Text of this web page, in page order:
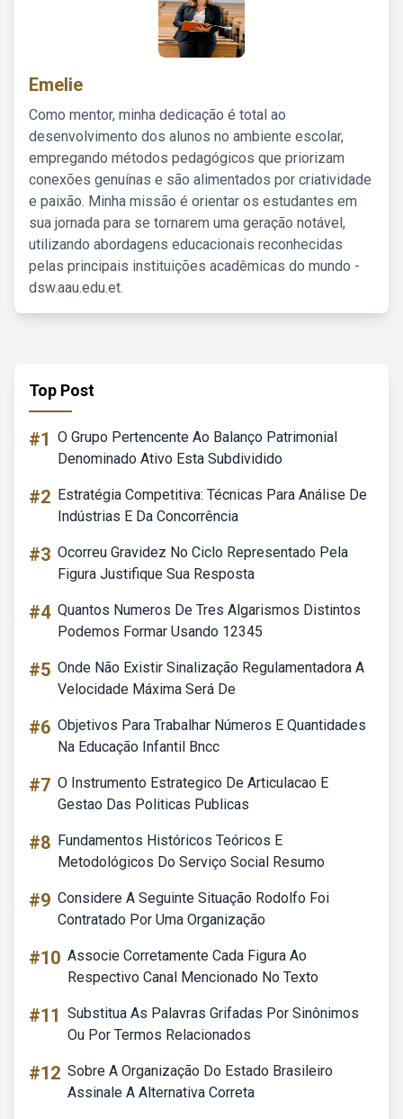
Emelie
Como mentor, minha dedicação é total ao
desenvolvimento dos alunos no ambiente escolar,
empregando métodos pedagógicos que priorizam
conexões genuínas e são alimentados por criatividade
e paixão. Minha missão é orientar os estudantes em
sua jornada para se tornarem uma geração notável,
utilizando abordagens educacionais reconhecidas
pelas principais instituições acadêmicas do mundo -
dsw.aau.edu.et.
Top Post
#1 O Grupo Pertencente Ao Balanço Patrimonial
Denominado Ativo Esta Subdividido
#2 Estratégia Competitiva: Técnicas Para Análise De
Indústrias E Da Concorrência
#3 Ocorreu Gravidez No Ciclo Representado Pela
Figura Justifique Sua Resposta
#4 Quantos Numeros De Tres Algarismos Distintos
Podemos Formar Usando 12345
#5 Onde Não Existir Sinalização Regulamentadora A
Velocidade Máxima Será De
#6 Objetivos Para Trabalhar Números E Quantidades
Na Educação Infantil Bncc
#7 O Instrumento Estrategico De Articulacao E
Gestao Das Politicas Publicas
#8 Fundamentos Históricos Teóricos E
Metodológicos Do Serviço Social Resumo
#9 Considere A Seguinte Situação Rodolfo Foi
Contratado Por Uma Organização
#10 Associe Corretamente Cada Figura Ao
Respectivo Canal Mencionado No Texto
#11 Substitua As Palavras Grifadas Por Sinônimos
Ou Por Termos Relacionados
#12 Sobre A Organização Do Estado Brasileiro
Assinale A Alternativa Correta